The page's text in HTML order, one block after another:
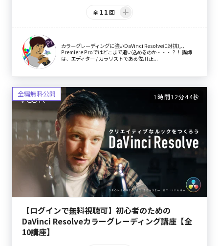
全 11回
カラーグレーディングに強いDaVinci Resolveに対抗し、
Premiere Proではどこまで追い込めるのか・・・？！ 講師
は、エディター / カラリストである佐川 正...
1時間12分44秒
【ログインで無料視聴可】初心者のための
DaVinci Resolveカラーグレーディング講座【全
10講座】